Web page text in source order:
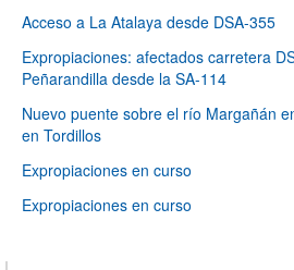
Acceso a La Atalaya desde DSA-355
Expropiaciones: afectados carretera
Peñarandilla desde la SA-114
Nuevo puente sobre el río Margañán
en Tordillos
Expropiaciones en curso
Expropiaciones en curso